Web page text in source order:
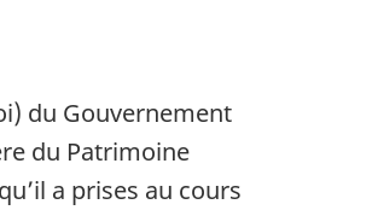
du Gouvernement
du Patrimoine
a prises au cours